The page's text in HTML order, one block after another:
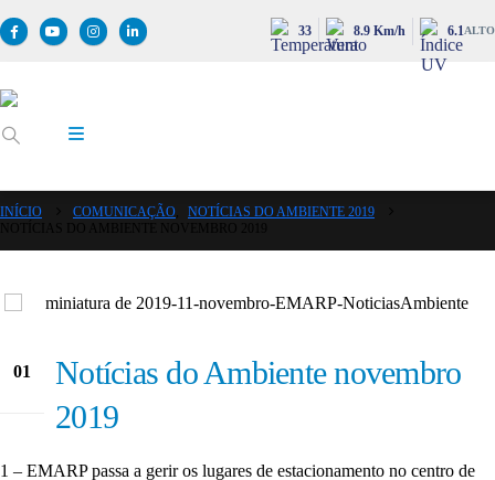
33 8.9 Km/h 6.1ALTO
INÍCIO COMUNICAÇÃO
NOTÍCIAS DO AMBIENTE 2019
01
Notícias do Ambiente novembro
2019
1 – EMARP passa a gerir os lugares de estacionamento no centro de